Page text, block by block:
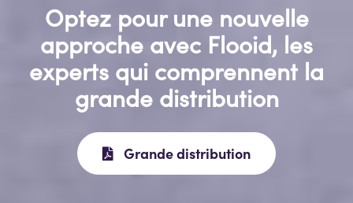
Optez pour une nouvelle
approche avec Flooid, les
experts qui comprennent la
grande distribution
Grande distribution